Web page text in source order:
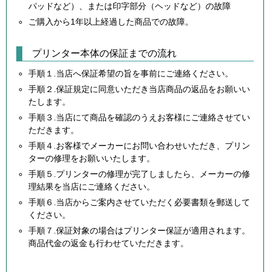
パッドなど）、または印字部分（ヘッドなど）の故障
ご購入から1年以上経過した商品での故障。
プリンター本体の保証までの流れ
手順１.当店へ保証希望の旨を事前にご連絡ください。
手順２.保証規定に同意いただき当店商品の返品をお願いい
たします。
手順３.当店にて商品を確認のうえお客様にご連絡させてい
ただきます。
手順４.お客様でメーカーにお問い合わせいただき、プリン
ターの修理をお願いいたします。
手順５.プリンターの修理が完了しましたら、メーカーの修
理結果を当店にご連絡ください。
手順６.当店からご案内させていただく必要書類を郵送して
ください。
手順７.保証対象の場合はプリンター保証が適用されます。
商品代金の返金も行わせていただきます。